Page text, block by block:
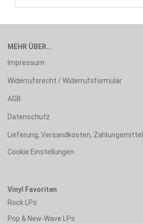
MEHR ÜBER...
Impressum
Widerrufsrecht / Widerrufsformular
AGB
Datenschutz
Lieferung, Versandkosten, Zahlungsmittel
Cookie Einstellungen
Vinyl Favoriten
Rock LPs
Pop & New-Wave LPs